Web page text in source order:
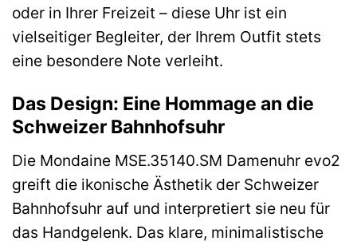
oder in Ihrer Freizeit – diese Uhr ist ein
vielseitiger Begleiter, der Ihrem Outfit stets
eine besondere Note verleiht.
Das Design: Eine Hommage an die
Schweizer Bahnhofsuhr
Die Mondaine MSE.35140.SM Damenuhr evo2
greift die ikonische Ästhetik der Schweizer
Bahnhofsuhr auf und interpretiert sie neu für
das Handgelenk. Das klare, minimalistische